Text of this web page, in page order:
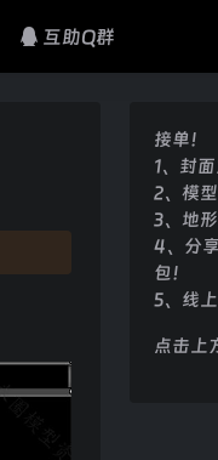
互助Q群
接单！
1、封
2、模
3、地
4、分
包！
5、线上
点击上